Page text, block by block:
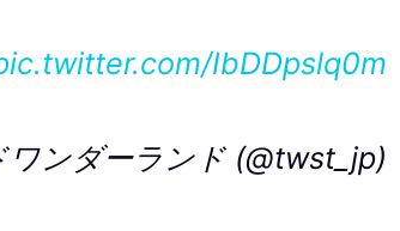
IbDDpslq0m
ンダーランド (@twst_jp)